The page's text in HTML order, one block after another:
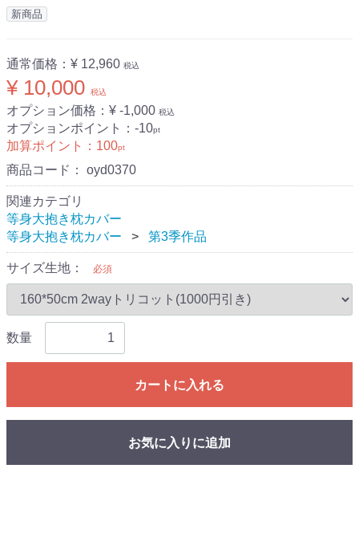
新商品
通常価格： ¥ 12,960 税込
¥ 10,000 税込
オプション価格：¥ -1,000 税込
オプションポイント： -10pt
加算ポイント： 100pt
商品コード： oyd0370
関連カテゴリ
等身大抱き枕カバー
等身大抱き枕カバー
第3季作品
サイズ生地： 必須
数量
カートに入れる
お気に入りに追加